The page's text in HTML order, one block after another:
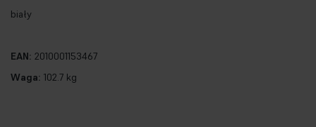
biały
EAN: 2010001153467
Waga: 102.7 kg